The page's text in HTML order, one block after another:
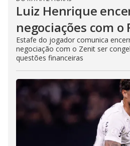
Luiz Henrique
negociações com o
Estafe do jogador comunica
negociação com o Zenit ser
questões financeiras